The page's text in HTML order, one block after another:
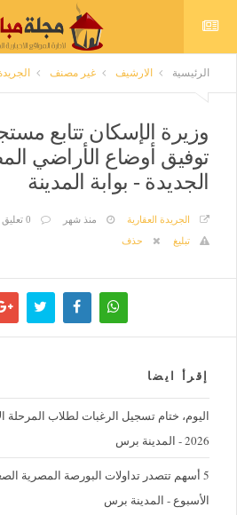
الرئيسية الارشيف غير مصنف
وزيرة الإسكان تتابع
توفيق أوضاع الأراضي
الجديدة - بوابة المدينة
الجريدة العقارية منذ شهر 0 تعليق
تبليغ
حذف
إقرأ ايضا
اليوم، ختام تسجيل الرغبات لطلاب المرحلة
2026 - المدينة برس
5 أسهم تتصدر تداولات البورصة المصرية
الأسبوع - المدينة برس